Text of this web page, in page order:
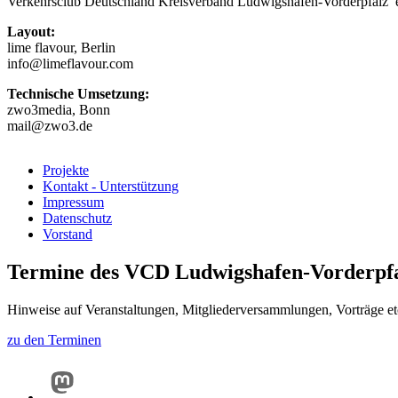
Layout:
lime flavour, Berlin
info@limeflavour.com
Technische Umsetzung:
zwo3media, Bonn
mail@zwo3.de
Projekte
Kontakt - Unterstützung
Impressum
Datenschutz
Vorstand
Termine des VCD Ludwigshafen-
Hinweise auf Veranstaltungen, Mitgliederversammlungen, Vorträge
zu den Terminen